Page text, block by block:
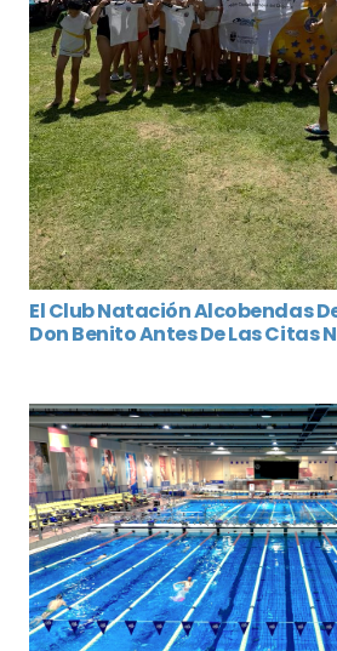
El Club Natación Alcobendas
Don Benito Antes De Las Citas